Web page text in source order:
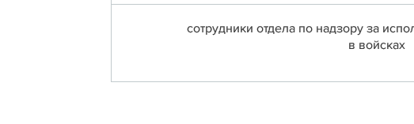
сотрудники отдела по надзору за
в войсках